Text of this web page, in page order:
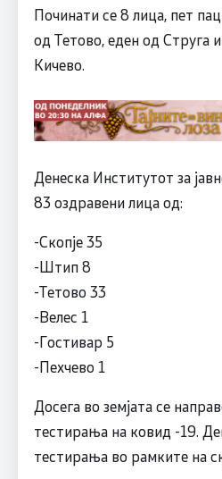
Починати се 8 лица, пет
од Тетово, еден од Струга
Кичево.
Денеска Институтот за
83 оздравени лица од:
-Скопје 35
-Штип 8
-Тетово 33
-Велес 1
-Гостивар 5
-Пехчево 1
Досега во земјата се
тестирања на ковид -19.
тестирања во рамките на